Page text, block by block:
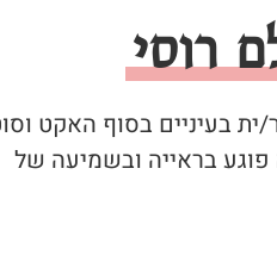
רוסי
ית בעיניים בסוף האקט
פוגע בראייה ובשמיעה של